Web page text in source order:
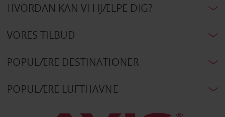
HVORDAN KAN VI HJÆLPE DIG?
VORES TILBUD
POPULÆRE DESTINATIONER
POPULÆRE LUFTHAVNE